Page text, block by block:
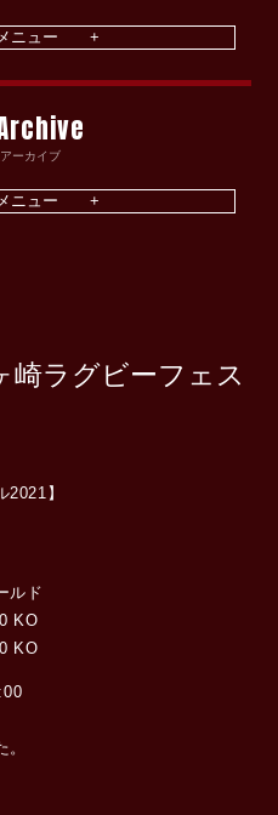
ーカイブ
崎ラグビーフェス
2021】
ルド
KO